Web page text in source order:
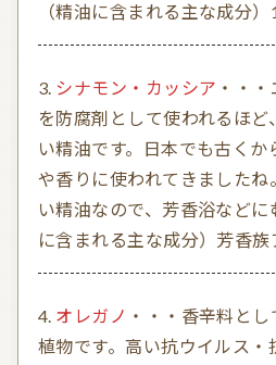
（精油に含まれる主な成分
シナモン・カッシア ・・
を防腐剤として使われるほ
い精油です。日本でも古く
や香りに使われてきましたね
い精油なので、芳香浴など
に含まれる主な成分）芳香族
オレガノ ・・・香辛料と
植物です。高い抗ウイルス・